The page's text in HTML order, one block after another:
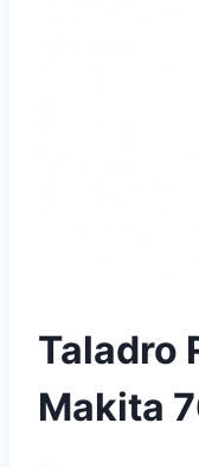
Taladro
Makita